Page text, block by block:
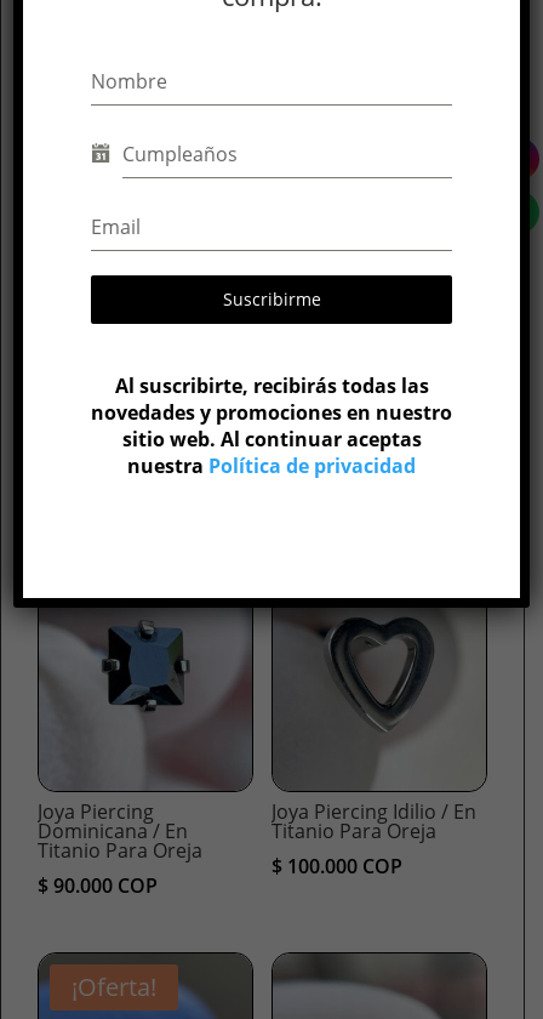
Material
Parte del cuerpo
Calibre
16G
Medida de barra
Productos relacionados
Joya Piercing
Dominicana / En
Titanio Para Oreja
$90.000 COP
Joya Piercing Idilio / En
Titanio Para Oreja
$100.000COP
¡Oferta!
Suscribirme
Al suscribirte, recibirás todas las
novedades y promociones en nuestro
sitio web. Al continuar aceptas
nuestra Política de privacidad